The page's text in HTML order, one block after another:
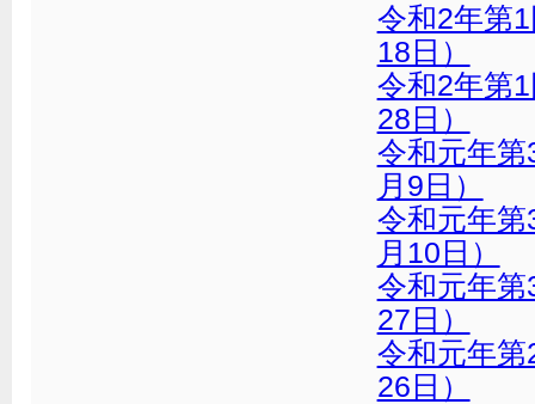
令和2年第
18日）
令和2年第
28日）
令和元年
月9日）
令和元年
月10日）
令和元年
27日）
令和元年
26日）